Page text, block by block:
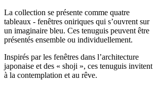
La collection se présente comme quatre
tableaux - fenêtres oniriques qui s’ouvrent sur
un imaginaire bleu. Ces tenuguis peuvent être
présentés ensemble ou individuellement.
Inspirés par les fenêtres dans l’architecture
japonaise et des « shoji », ces tenuguis invitent
à la contemplation et au rêve.